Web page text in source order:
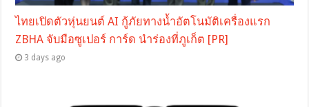
ไทยเปิดตัวหุ่นยนต์ AI กู้ภัยทางน้ำอัตโนมัติเครื่องแรก
ZBHA จับมือซูเปอร์ การ์ด นำร่องที่ภูเก็ต [PR]
3 days ago